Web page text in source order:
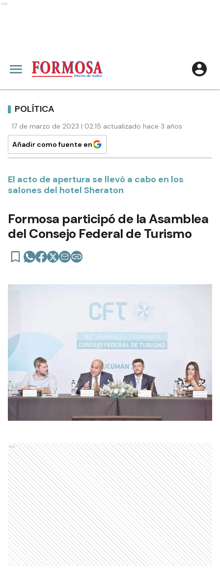
Ads
POLÍTICA
17 de marzo de 2023 | 02:15 actualizado hace 3 años
Añadir como fuente en
El acto de apertura se llevó a cabo en los
salones del hotel Sheraton
Formosa participó de la Asamblea
del Consejo Federal de Turismo
Ads